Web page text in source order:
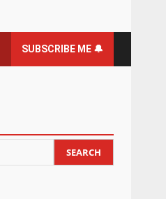
SUBSCRIBE ME 🔔
SEARCH